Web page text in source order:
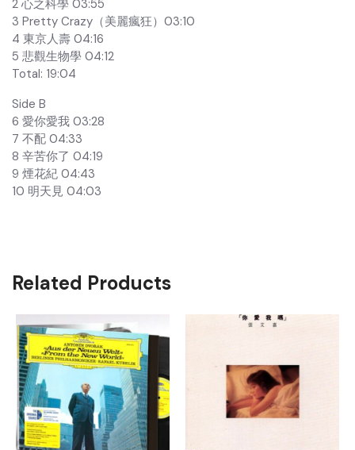
2 心之科學 03:55
3 Pretty Crazy（美麗瘋狂）03:10
4 東京人壽 04:16
5 悲觀生物學 04:12
Total: 19:04
Side B
6 愛你愛我 03:28
7 不配 04:33
8 辛苦你了 04:19
9 煙花紀 04:43
10 明天見 04:03
Related Products